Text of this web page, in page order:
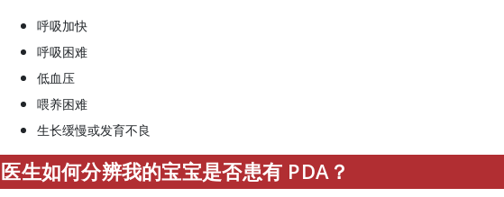
呼吸加快
呼吸困难
低血压
喂养困难
生长缓慢或发育不良
医生如何分辨我的宝宝是否患有 PDA？